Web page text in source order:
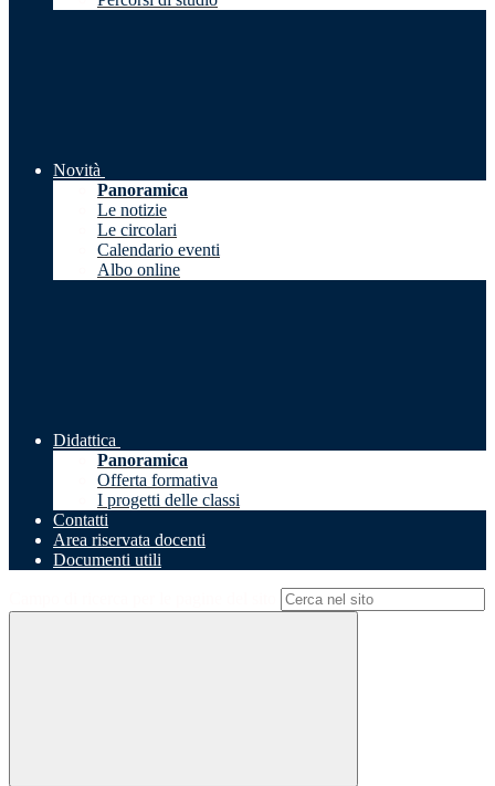
Novità
Panoramica
Le notizie
Le circolari
Calendario eventi
Albo online
Didattica
Panoramica
Offerta formativa
I progetti delle classi
Contatti
Area riservata docenti
Documenti utili